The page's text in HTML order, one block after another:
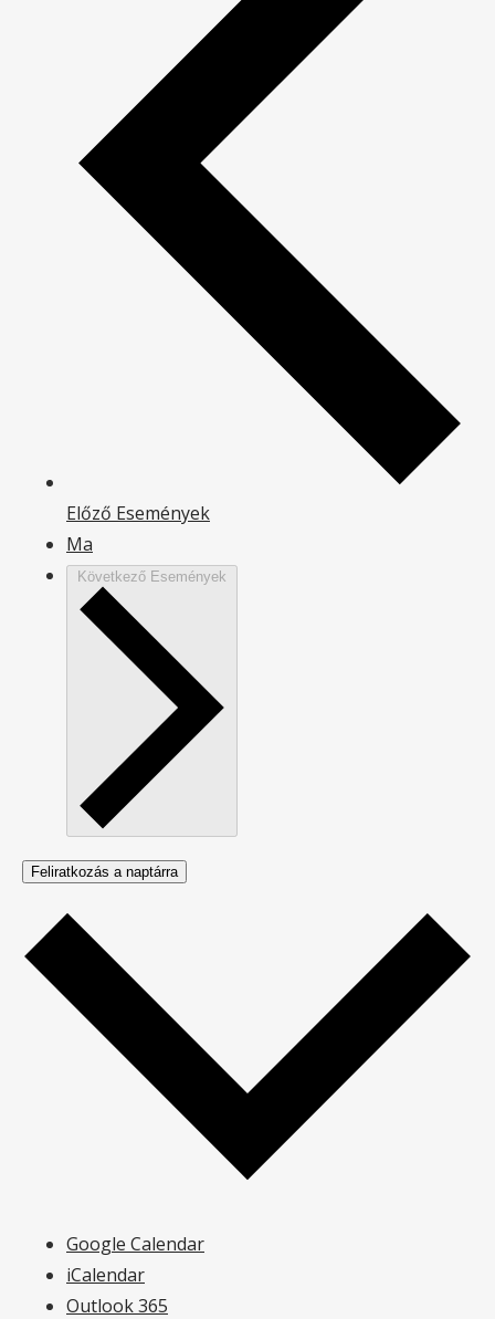
Előző Események
Ma
Következő Események
Feliratkozás a naptárra
Google Calendar
iCalendar
Outlook 365